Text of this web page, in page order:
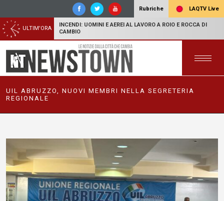
Rubriche LAQTV Live
ULTIM'ORA
INCENDI: UOMINI E AEREI AL LAVORO A ROIO E ROCCA DI
CAMBIO
UIL ABRUZZO, NUOVI MEMBRI NELLA SEGRETERIA
REGIONALE